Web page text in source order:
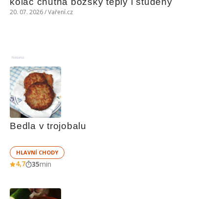
20. 07. 2026 / Vaření.cz
Reklama
Bedla v trojobalu
HLAVNÍ CHODY
4,7 35min